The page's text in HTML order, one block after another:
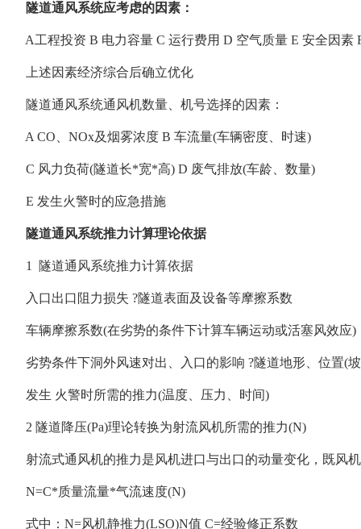
隧道通风系统应考虑的因素：
A工程投资 B 电力容量 C 运行费用 D 空气质量 E 安全因素
上述因素经济综合后确立优化
隧道通风系统通风机数量、机号选择的因素：
A CO、NOx及烟雾浓度 B 车流量(车辆密度、时速)
C 风力负荷(隧道长*宽*高) D 废气排放(车龄、数量)
E 发生火警时的应急措施
隧道通风系统推力计算理论依据
1 隧道通风系统推力计算依据
入口出口阻力损失 ?隧道表面及设备等摩擦系数
车辆摩擦系数(在劣势的条件下计算车辆运动或活塞风效应)
劣势条件下洞外风速对出、入口的影响 ?隧道地形、位置(
发生 火警时所需的推力(温度、压力、时间)
2 隧道降压(Pa)理论转换为射流风机所需的推力(N)
射流式通风机的推力是风机进口与出口的动量变化，既风
N=C*质量流量*气流速度(N)
式中：N=风机静推力(LSO)N值 C=经验修正系数